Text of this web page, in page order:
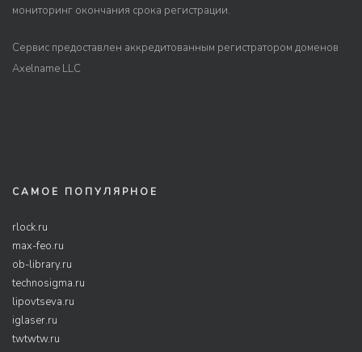
мониторинг окончания срока регистрации.
Сервис предоставлен аккредитованным регистратором доменов
Axelname LLC
САМОЕ ПОПУЛЯРНОЕ
rlock.ru
max-feo.ru
ob-library.ru
technosigma.ru
lipovtseva.ru
iglaser.ru
twtwtw.ru